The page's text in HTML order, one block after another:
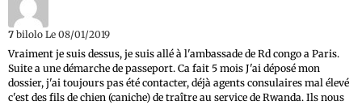
7 bilolo Le 08/01/2019
Vraiment je suis dessus, je suis allé à l'ambassade de Rd congo a Paris.
Suite a une démarche de passeport. Ca fait 5 mois J'ai déposé mon
dossier, j'ai toujours pas été contacter, déjà agents consulaires mal élevé
c'est des fils de chien (caniche) de traître au service de Rwanda. Ils nous